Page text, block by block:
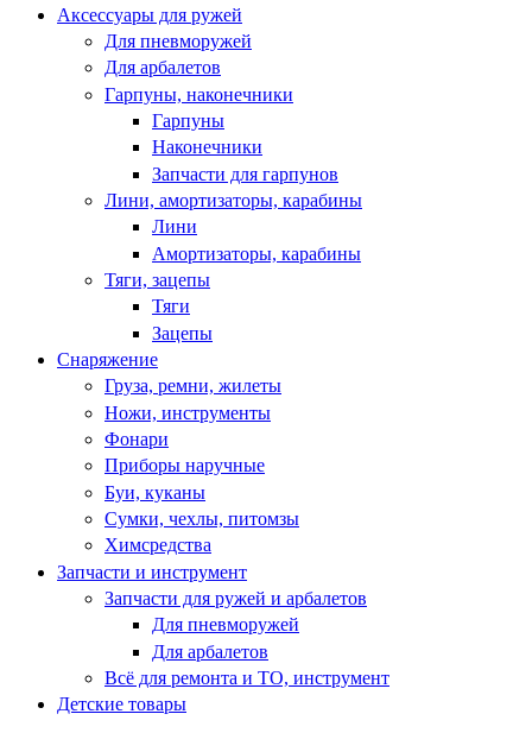
Аксессуары для ружей
Для пневморужей
Для арбалетов
Гарпуны, наконечники
Гарпуны
Наконечники
Запчасти для гарпунов
Лини, амортизаторы, карабины
Лини
Амортизаторы, карабины
Тяги, зацепы
Тяги
Зацепы
Снаряжение
Груза, ремни, жилеты
Ножи, инструменты
Фонари
Приборы наручные
Буи, куканы
Сумки, чехлы, питомзы
Химсредства
Запчасти и инструмент
Запчасти для ружей и арбалетов
Для пневморужей
Для арбалетов
Всё для ремонта и ТО, инструмент
Детские товары